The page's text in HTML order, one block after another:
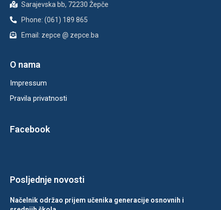
Sarajevska bb, 72230 Žepče
Phone: (061) 189 865
Email: zepce @ zepce.ba
O nama
Impressum
Pravila privatnosti
Facebook
Posljednje novosti
Načelnik održao prijem učenika generacije osnovnih i